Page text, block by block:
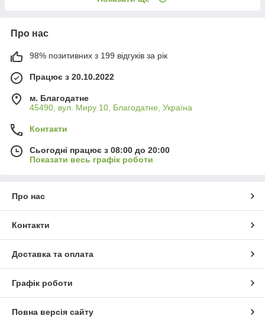
Про нас
98% позитивних з 199 відгуків за рік
Працює з 20.10.2022
м. Благодатне
45490, вул. Миру 10, Благодатне, Україна
Контакти
Сьогодні працює з 08:00 до 20:00
Показати весь графік роботи
Про нас
Контакти
Доставка та оплата
Графік роботи
Повна версія сайту